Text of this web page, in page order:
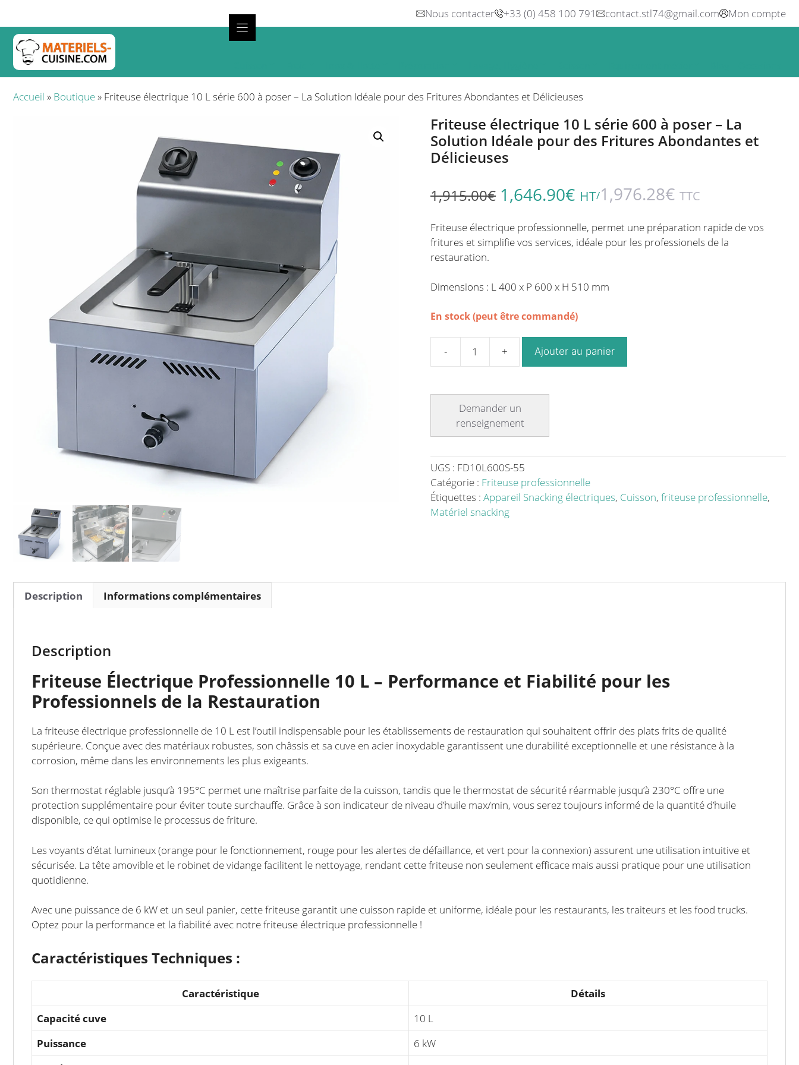
contenu
Nous contacter +33 (0) 458 100 791 contact.stl74@gmail.com Mon compte
Accueil » Boutique» Friteuse électrique 10 L série 600 à poser – La Solution Idéale pour des Fritures Abondantes et Délicieuses
Friteuse électrique 10 L série 600 à poser – La
Solution Idéale pour des Fritures Abondantes et
Délicieuses
1,915.00€ 1,646.90€ HT/1,976.28€ TTC
Friteuse électrique professionnelle, permet une préparation rapide de vos
fritures et simplifie vos services, idéale pour les professionels de la
restauration.
Dimensions : L 400 x P 600 x H 510 mm
En stock (peut être commandé)
électrique
600
à
poser
-
des
Ajouter au panier
UGS : FD10L600S-55
Catégorie : Friteuse professionnelle
Étiquettes : Appareil Snacking électriques, Cuisson, friteuse professionnelle,
Matériel snacking
Description Informations complémentaires
Description
Friteuse Électrique Professionnelle 10 L – Performance et Fiabilité pour les
Professionnels de la Restauration
La friteuse électrique professionnelle de 10 L est l’outil indispensable pour les établissements de restauration qui souhaitent offrir des plats frits de qualité
supérieure. Conçue avec des matériaux robustes, son châssis et sa cuve en acier inoxydable garantissent une durabilité exceptionnelle et une résistance à la
corrosion, même dans les environnements les plus exigeants.
Son thermostat réglable jusqu’à 195°C permet une maîtrise parfaite de la cuisson, tandis que le thermostat de sécurité réarmable jusqu’à 230°C offre une
protection supplémentaire pour éviter toute surchauffe. Grâce à son indicateur de niveau d’huile max/min, vous serez toujours informé de la quantité d’huile
disponible, ce qui optimise le processus de friture.
Les voyants d’état lumineux (orange pour le fonctionnement, rouge pour les alertes de défaillance, et vert pour la connexion) assurent une utilisation intuitive et
sécurisée. La tête amovible et le robinet de vidange facilitent le nettoyage, rendant cette friteuse non seulement efficace mais aussi pratique pour une utilisation
quotidienne.
Avec une puissance de 6 kW et un seul panier, cette friteuse garantit une cuisson rapide et uniforme, idéale pour les restaurants, les traiteurs et les food trucks.
Optez pour la performance et la fiabilité avec notre friteuse électrique professionnelle !
Caractéristiques Techniques :
Caractéristique
Détails
Capacité cuve
10 L
Puissance
6 kW